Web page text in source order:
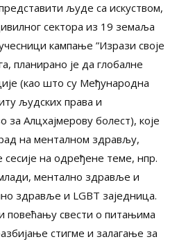
људе са искуством,
сектора из 19 земаља
кампање ”Изрази своје
планирано је да глобалне
(као што су Међународна
људских права и
Алцхајмерову болест), које
на менталном здрављу,
сесије на одређене теме, нпр.
ментално здравље и
здравље и LGBT заједница.
повећању свести о питањима
стигме и залагање за